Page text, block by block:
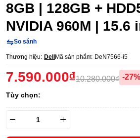
8GB | 128GB +
NVIDIA 960M | 15.6
So sánh
Thương hiệu: Dell Mã sản phẩm: DeN7566-i5
7.590.000₫10.280.000₫ -27%
Tùy chọn: